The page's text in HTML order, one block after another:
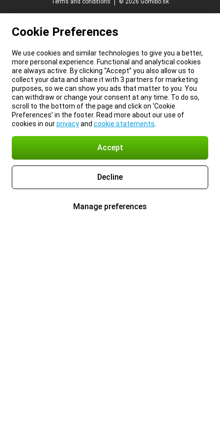
Terms and conditions
© 2026 Gomibo.sk
Cookie Preferences
We use cookies and similar technologies to give you a better,
more personal experience. Functional and analytical cookies
are always active. By clicking “Accept” you also allow us to
collect your data and share it with 3 partners for marketing
purposes, so we can show you ads that matter to you. You
can withdraw or change your consent at any time. To do so,
scroll to the bottom of the page and click on ‘Cookie
Preferences’ in the footer. Read more about our use of
cookies in ourprivacyand cookie statements
Accept
Decline
Manage preferences